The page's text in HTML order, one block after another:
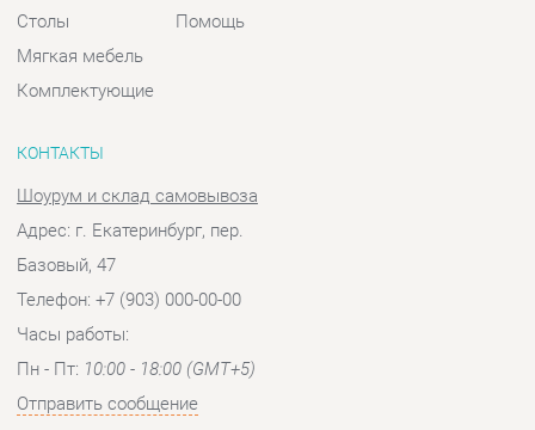
Шоурум и склад самовывоза
Адрес: г. Екатеринбург, пер.
Часы работы:
Отправить сообщение